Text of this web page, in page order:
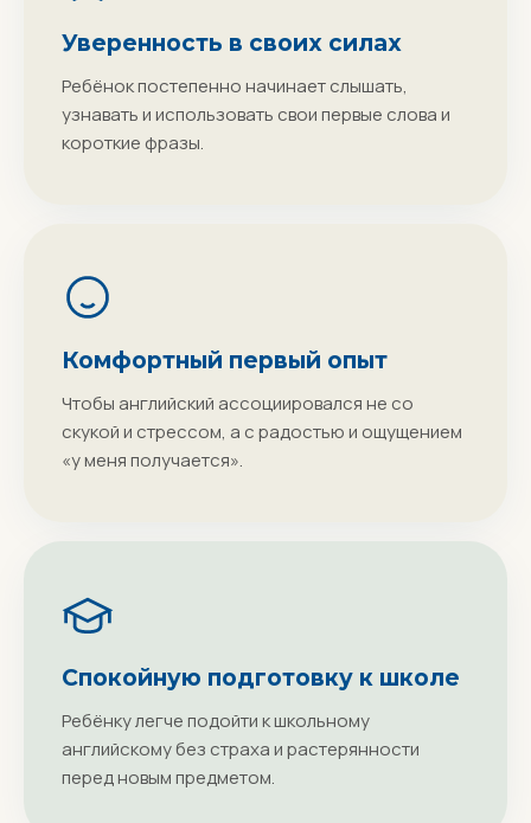
Уверенность в своих силах
Ребёнок постепенно начинает слышать,
узнавать и использовать свои первые слова и
короткие фразы.
Комфортный первый опыт
Чтобы английский ассоциировался не со
скукой и стрессом, а с радостью и ощущением
«у меня получается».
Спокойную подготовку к школе
Ребёнку легче подойти к школьному
английскому без страха и растерянности
перед новым предметом.